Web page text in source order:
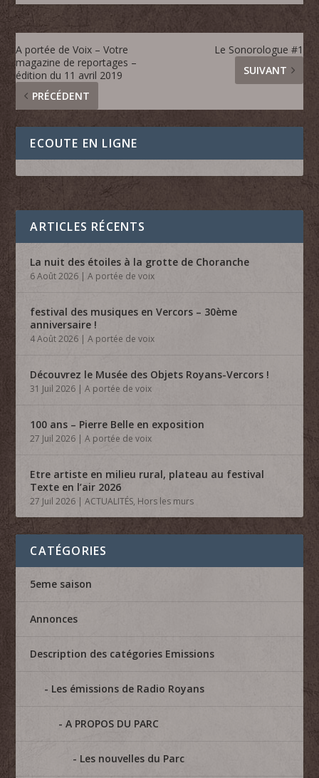
A portée de Voix – Votre
magazine de reportages –
édition du 11 avril 2019
PRÉCÉDENT
Le Sonorologue #1
SUIVANT
ECOUTE EN LIGNE
ARTICLES RÉCENTS
La nuit des étoiles à la grotte de Choranche
6 Août 2026 |A portée de voix
festival des musiques en Vercors – 30ème
anniversaire !
4 Août 2026 |A portée de voix
Découvrez le Musée des Objets Royans-Vercors !
31 Juil 2026 |A portée de voix
100 ans – Pierre Belle en exposition
27 Juil 2026 |A portée de voix
Etre artiste en milieu rural, plateau au festival
Texte en l’air 2026
27 Juil 2026 |ACTUALITÉS, Hors les murs
CATÉGORIES
5eme saison
Annonces
Description des catégories Emissions
Les émissions de Radio Royans
A PROPOS DU PARC
Les nouvelles du Parc